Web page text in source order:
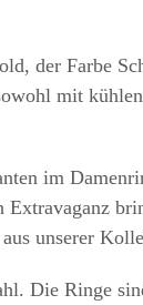
der Farbe
mit
im
unserer
Die Ringe